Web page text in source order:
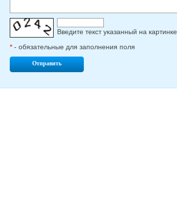
Введите текcт указанный на картинке
* - обязательные для заполнения поля
Отправить